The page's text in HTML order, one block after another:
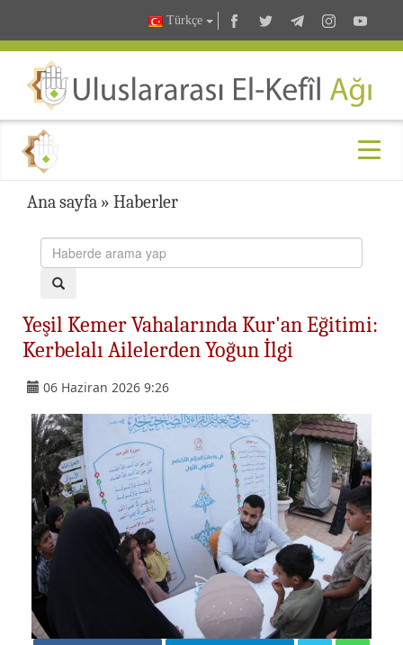
Türkçe
Ana sayfa » Haberler
Yeşil Kemer Vahalarında Kur'an Eğitimi:
Kerbelalı Ailelerden Yoğun İlgi
06 Haziran 2026 9:26